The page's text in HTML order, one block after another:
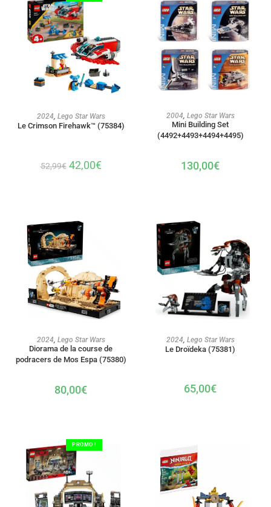
AJOUTER AU PANIER
2024 Lego Star Wars
Le Crimson Firehawk™ (75384)
52,99€ 42,00€
2004 Lego Star Wars
Mini Building Set
(4492+4493+4494+4495)
130,00€
AJOUTER AU PANIER
2024, Lego Star Wars
Diorama de la course de
podracers de Mos Espa (75380)
80,00€
AJOUTER AU PANIER
2024, Lego Star Wars
Le Droïdeka (75381)
65,00€
PROMO !